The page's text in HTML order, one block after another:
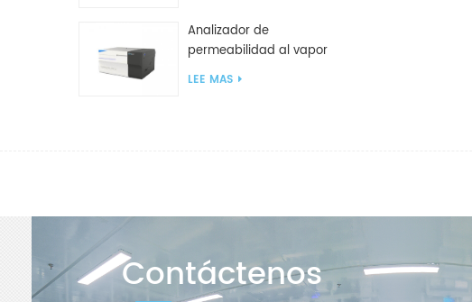
Analizador de
permeabilidad al vapor
de agua W812 (método
LEE MAS
Contáctenos